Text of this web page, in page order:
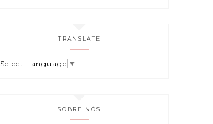
TRANSLATE
Select Language ▼
SOBRE NÓS